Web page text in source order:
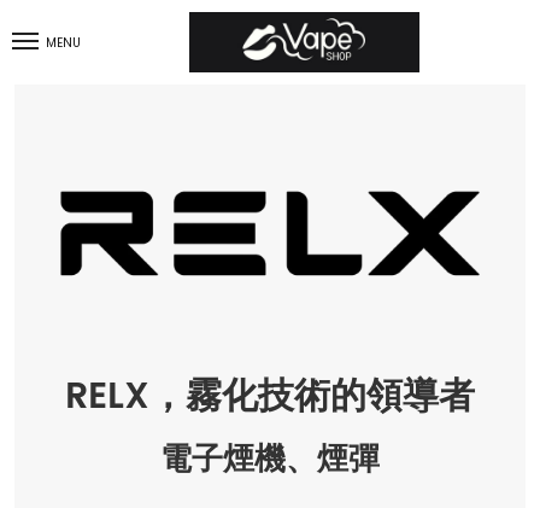
MENU
RELX，霧化技術的領導者
電子煙機、煙彈